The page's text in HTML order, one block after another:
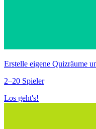
Erstelle eigene Quizräume
2–20 Spieler
Los geht's!